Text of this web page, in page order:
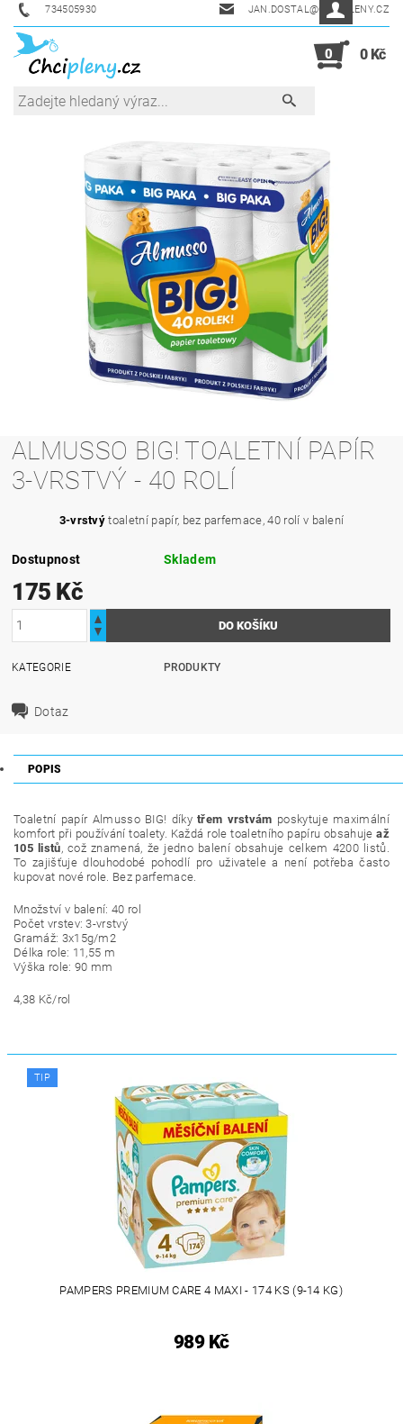
734505930 JAN.DOSTAL@CHCIPLENY.CZ
0 0 Kč
ALMUSSO BIG! TOALETNÍ PAPÍR
3-VRSTVÝ - 40 ROLÍ
3-vrstvý toaletní papír, bez parfemace, 40 rolí v balení
Dostupnost Skladem
175 Kč
KATEGORIE PRODUKTY
Dotaz
POPIS
Toaletní papír Almusso BIG! díkytřem vrstvám poskytuje maximální
komfort při používání toalety. Každá role toaletního papíru obsahujeaž
105 listů, což znamená, že jedno balení obsahuje celkem 4200 listů.
To zajišťuje dlouhodobé pohodlí pro uživatele a není potřeba často
kupovat nové role. Bez parfemace.
Množství v balení: 40 rol
Počet vrstev: 3-vrstvý
Gramáž: 3x15g/m2
Délka role: 11,55 m
Výška role: 90 mm
4,38 Kč/rol
TIP
PAMPERS PREMIUM CARE 4 MAXI - 174 KS (9-14 KG)
989 Kč